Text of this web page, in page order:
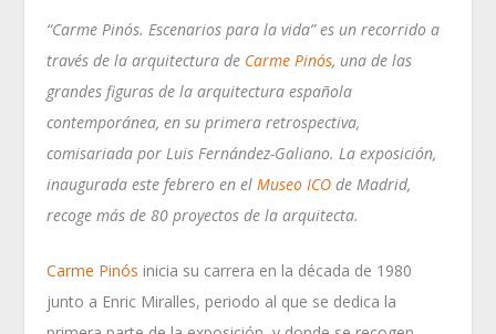
“Carme Pinós. Escenarios para la vida” es un recorrido a
través de la arquitectura de Carme Pinós, una de las
grandes figuras de la arquitectura española
contemporánea, en su primera retrospectiva,
comisariada por Luis Fernández-Galiano. La exposición,
inaugurada este febrero en elMuseo ICO de Madrid,
recoge más de 80 proyectos de la arquitecta.
Carme Pinós inicia su carrera en la década de 1980
junto a Enric Miralles, periodo al que se dedica la